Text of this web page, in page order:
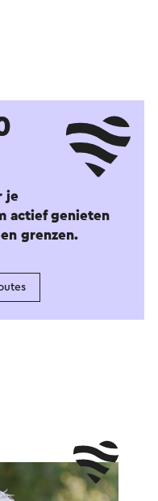
je
actief genieten
grenzen.